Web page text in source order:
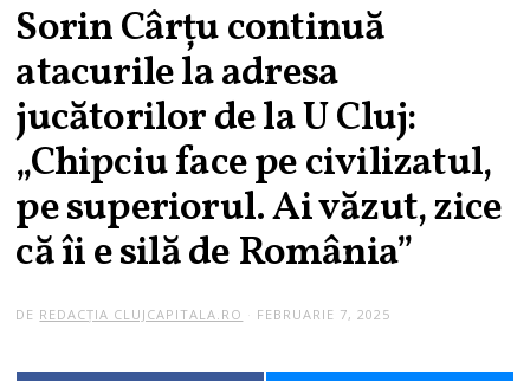
Sorin Cârțu continuă
atacurile la adresa
jucătorilor de la U Cluj:
„Chipciu face pe civilizatul,
pe superiorul. Ai văzut, zice
că îi e silă de România”
DE REDACȚIA CLUJCAPITALA.RO FEBRUARIE 7, 2025